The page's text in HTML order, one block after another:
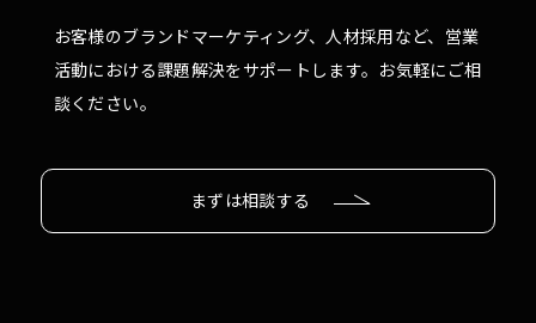
お客様のブランドマーケティング、人材採用など、営業
活動における課題解決をサポートします。お気軽にご相
談ください。
まずは相談する